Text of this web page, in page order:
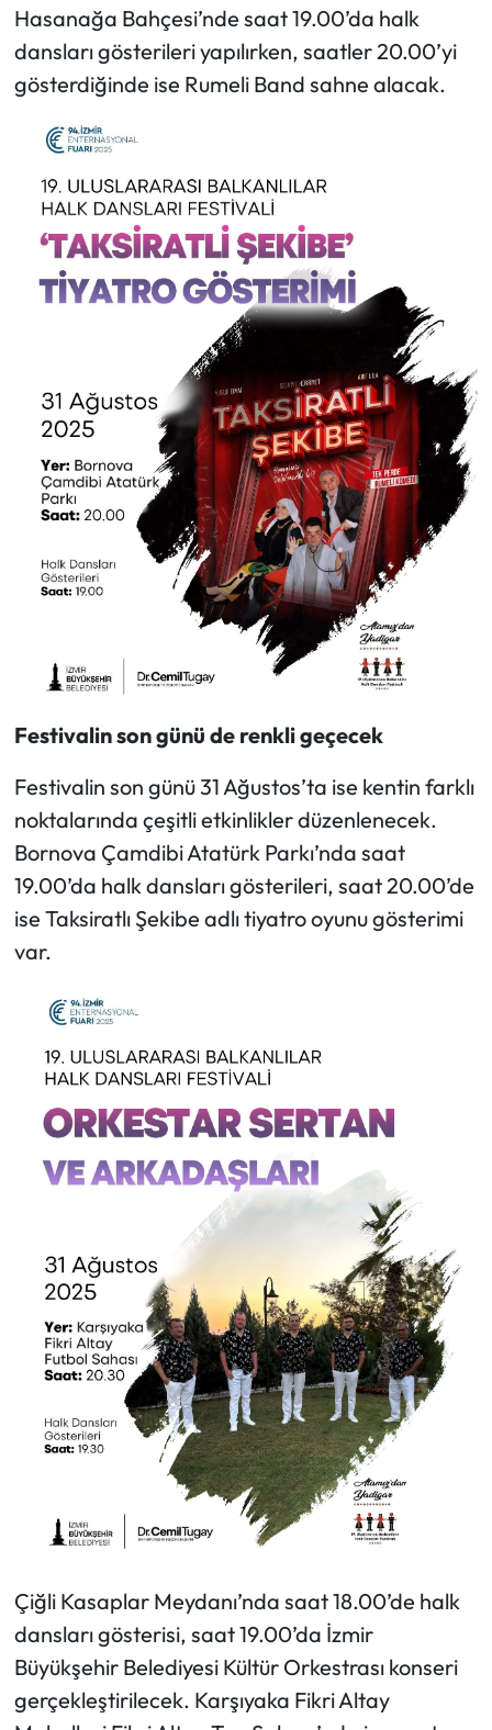
Hasanağa Bahçesi’nde saat 19.00’da halk
dansları gösterileri yapılırken, saatler 20.00’yi
gösterdiğinde ise Rumeli Band sahne alacak.
Festivalin son günü de renkli geçecek
Festivalin son günü 31 Ağustos’ta ise kentin farklı
noktalarında çeşitli etkinlikler düzenlenecek.
Bornova Çamdibi Atatürk Parkı’nda saat
19.00’da halk dansları gösterileri, saat 20.00’de
ise Taksiratlı Şekibe adlı tiyatro oyunu gösterimi
var.
Çiğli Kasaplar Meydanı’nda saat 18.00’de halk
dansları gösterisi, saat 19.00’da İzmir
Büyükşehir Belediyesi Kültür Orkestrası konseri
gerçekleştirilecek. Karşıyaka Fikri Altay